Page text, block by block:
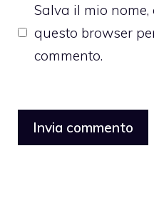
Salva il mio
questo browser
commento.